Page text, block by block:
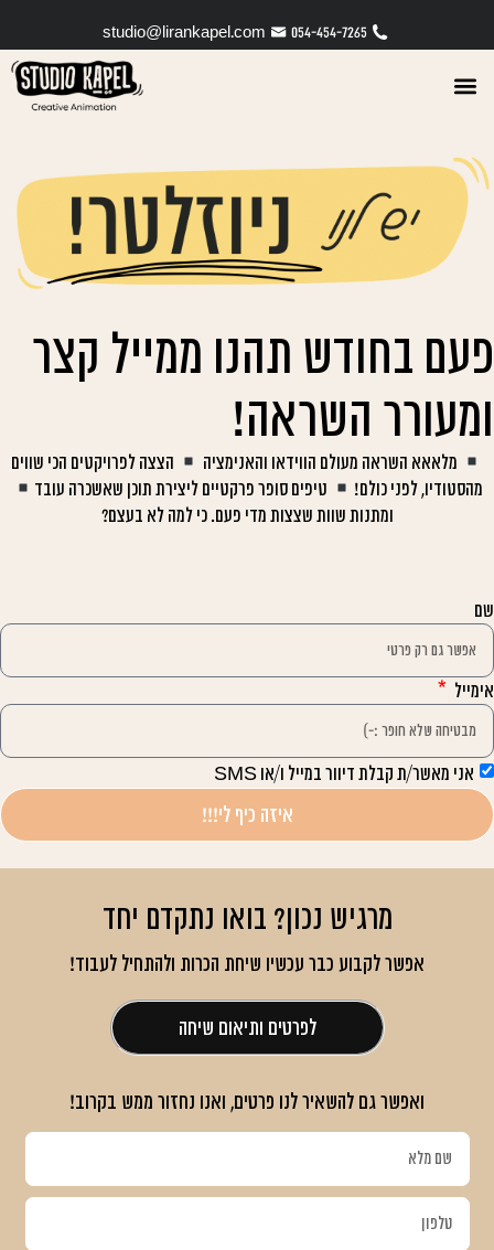
054-454-7265
studio@lirankapel.com
פעם בחודש תהנו ממייל קצר
ומעורר השראה!
מלאאא השראה מעולם הווידאו והאנימציה
הצצה לפרויקטים הכי שווים
מהסטודיו, לפני כולם!
טיפים סופר פרקטיים ליצירת תוכן שאשכרה עובד
ומתנות שוות שצצות מדי פעם. כי למה לא בעצם?
שם
אימייל
אני מאשר/ת קבלת דיוור במייל ו/או SMS
איזה כיף לי!!!
מרגיש נכון? בואו נתקדם יחד
אפשר לקבוע כבר עכשיו שיחת הכרות ולהתחיל לעבוד!
לפרטים ותיאום שיחה
ואפשר גם להשאיר לנו פרטים, ואנו נחזור ממש בקרוב!